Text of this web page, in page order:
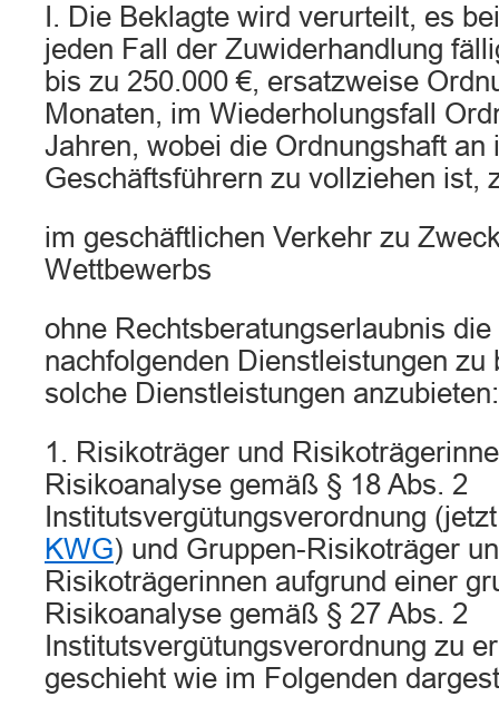
I. Die Beklagte wird verurteilt, es
jeden Fall der Zuwiderhandlung
bis zu 250.000 €, ersatzweise
Monaten, im Wiederholungsfall
Jahren, wobei die Ordnungshaft an
Geschäftsführern zu vollziehen ist,
im geschäftlichen Verkehr zu
Wettbewerbs
ohne Rechtsberatungserlaubnis
nachfolgenden Dienstleistungen zu
solche Dienstleistungen anzubieten:
1. Risikoträger und
Risikoanalyse gemäß § 18 Abs. 2
Institutsvergütungsverordnung
KWG) und Gruppen-Risikoträger
Risikoträgerinnen aufgrund einer
Risikoanalyse gemäß § 27 Abs. 2
Institutsvergütungsverordnung zu
geschieht wie im Folgenden